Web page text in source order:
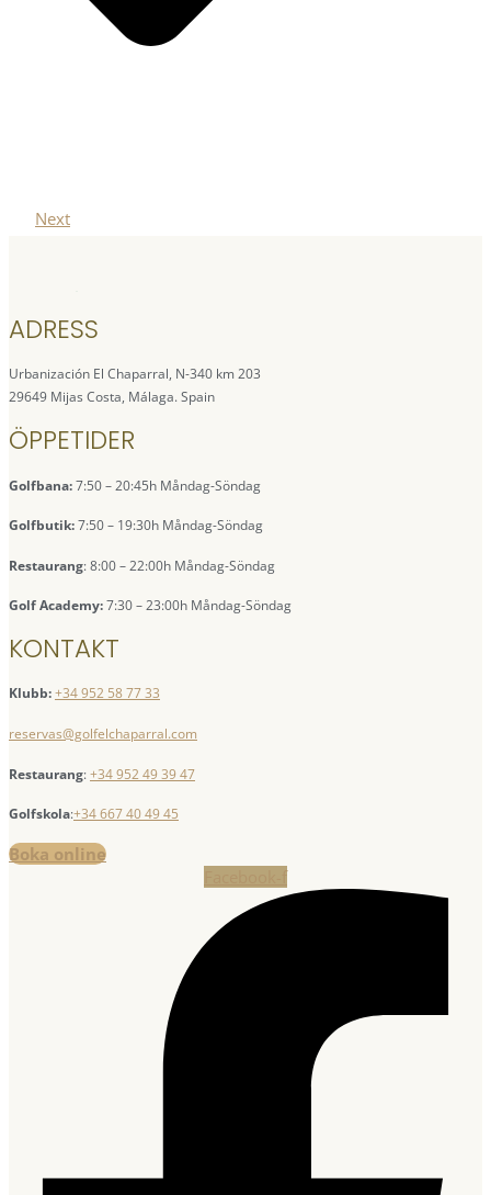
Next
ADRESS
Urbanización El Chaparral, N-340 km 203
29649 Mijas Costa, Málaga. Spain
ÖPPETIDER
Golfbana:7:50 – 20:45h Måndag-Söndag
Golfbutik:7:50 – 19:30h Måndag-Söndag
Restaurang: 8:00 – 22:00h Måndag-Söndag
Golf Academy:7:30 – 23:00h Måndag-Söndag
KONTAKT
Klubb:+34 952 58 77 33
reservas@golfelchaparral.com
Restaurang:+34 952 49 39 47
Golfskola:+34 667 40 49 45
Boka online